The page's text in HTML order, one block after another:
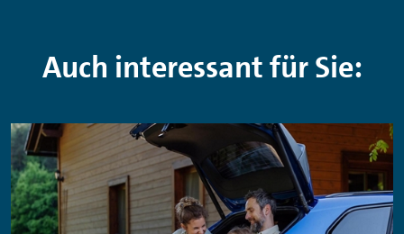
Auch interessant für Sie: